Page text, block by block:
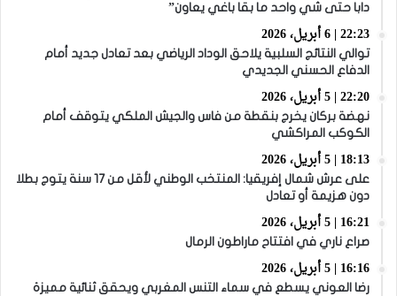
دابا حتى شي واحد ما بقا باغي يعاون”
22:23 | 6 أبريل، 2026
توالي النتائج السلبية يلاحق الوداد الرياضي بعد تعادل جديد أمام
الدفاع الحسني الجديدي
22:20 | 5 أبريل، 2026
نهضة بركان يخرج بنقطة من فاس والجيش الملكي يتوقف أمام
الكوكب المراكشي
18:13 | 5 أبريل، 2026
على عرش شمال إفريقيا: المنتخب الوطني لأقل من 17 سنة يتوج بطلا
دون هزيمة أو تعادل
16:21 | 5 أبريل، 2026
صراع ناري في افتتاح ماراطون الرمال
16:16 | 5 أبريل، 2026
رضا العوني يسطع في سماء التنس المغربي ويحقق ثنائية مميزة